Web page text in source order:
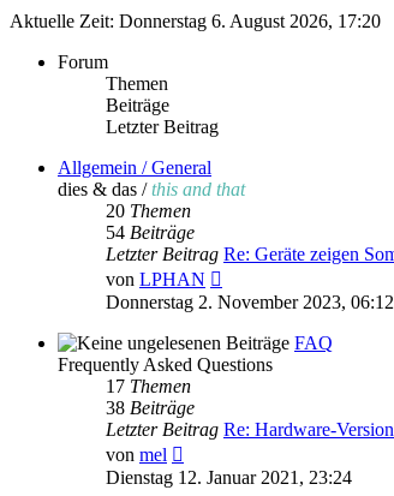
Aktuelle Zeit: Donnerstag 6. August 2026, 17:20
Forum
Themen
Beiträge
Letzter Beitrag
Allgemein / General
dies & das /this and that
20 Themen
54 Beiträge
Letzter Beitrag Re: Geräte zeigen
von LPHAN
Beitrag
Donnerstag 2. November 2023, 06:12
FAQ
Frequently Asked Questions
17 Themen
38 Beiträge
Letzter Beitrag Re: Hardware-
von mel
Beitrag
Dienstag 12. Januar 2021, 23:24